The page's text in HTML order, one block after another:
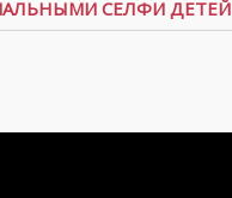
СЕЛФИ ДЕТЕЙ